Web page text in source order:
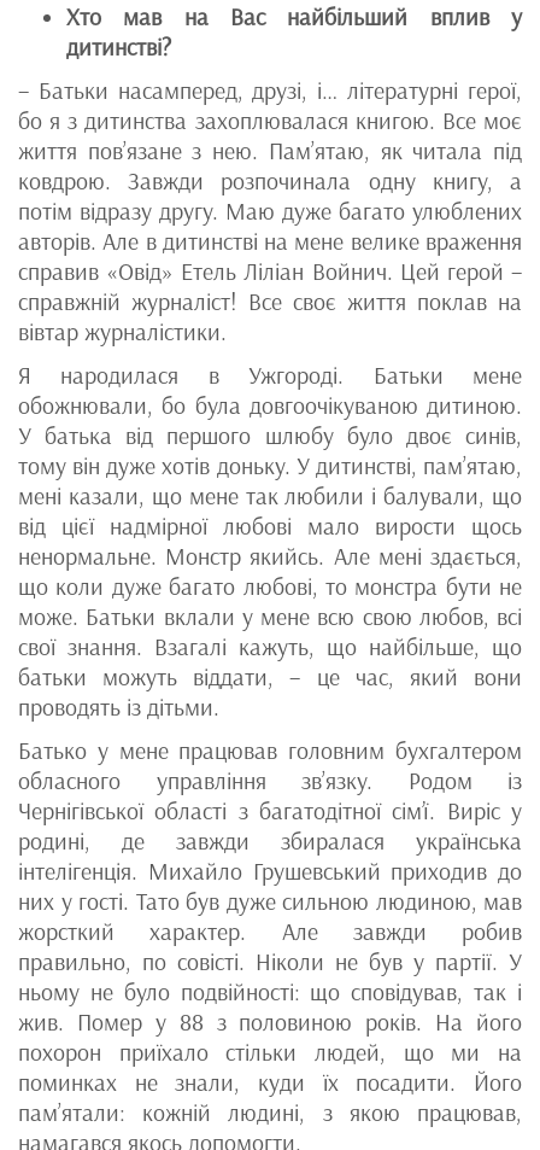
Хто мав на Вас найбільший вплив у
дитинстві?
– Батьки насамперед, друзі, і… літературні герої,
бо я з дитинства захоплювалася книгою. Все моє
життя пов’язане з нею. Пам’ятаю, як читала під
ковдрою. Завжди розпочинала одну книгу, а
потім відразу другу. Маю дуже багато улюблених
авторів. Але в дитинстві на мене велике враження
справив «Овід» Етель Ліліан Войнич. Цей герой –
справжній журналіст! Все своє життя поклав на
вівтар журналістики.
Я народилася в Ужгороді. Батьки мене
обожнювали, бо була довгоочікуваною дитиною.
У батька від першого шлюбу було двоє синів,
тому він дуже хотів доньку. У дитинстві, пам’ятаю,
мені казали, що мене так любили і балували, що
від цієї надмірної любові мало вирости щось
ненормальне. Монстр якийсь. Але мені здається,
що коли дуже багато любові, то монстра бути не
може. Батьки вклали у мене всю свою любов, всі
свої знання. Взагалі кажуть, що найбільше, що
батьки можуть віддати, – це час, який вони
проводять із дітьми.
Батько у мене працював головним бухгалтером
обласного управління зв’язку. Родом із
Чернігівської області з багатодітної сім’ї. Виріс у
родині, де завжди збиралася українська
інтелігенція. Михайло Грушевський приходив до
них у гості. Тато був дуже сильною людиною, мав
жорсткий характер. Але завжди робив
правильно, по совісті. Ніколи не був у партії. У
ньому не було подвійності: що cповідував, так і
жив. Помер у 88 з половиною років. На його
похорон приїхало стільки людей, що ми на
поминках не знали, куди їх посадити. Його
пам’ятали: кожній людині, з якою працював,
намагався якось допомогти.